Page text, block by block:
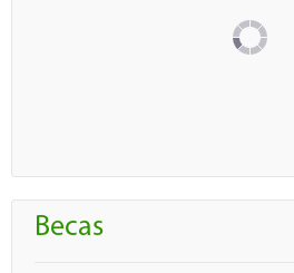
Becas